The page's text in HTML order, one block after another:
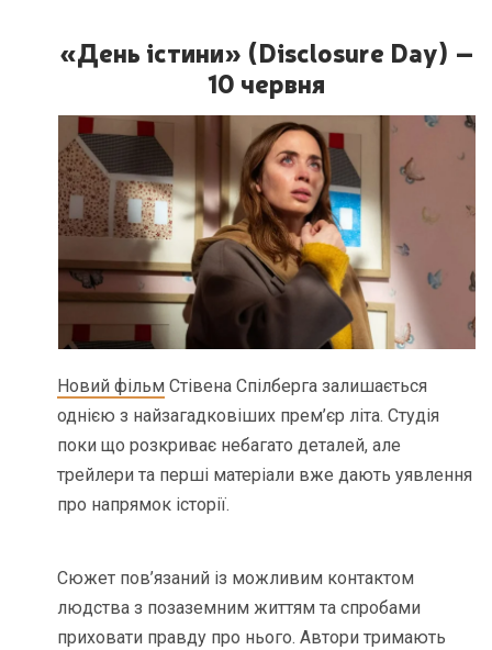
«День істини» (Disclosure Day) –
10 червня
Новий фільм Стівена Спілберга залишається
однією з найзагадковіших прем’єр літа. Студія
поки що розкриває небагато деталей, але
трейлери та перші матеріали вже дають уявлення
про напрямок історії.
Сюжет пов’язаний із можливим контактом
людства з позаземним життям та спробами
приховати правду про нього. Автори тримають